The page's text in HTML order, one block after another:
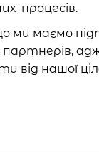
процесів.
ми маємо
партнерів,
від нашої